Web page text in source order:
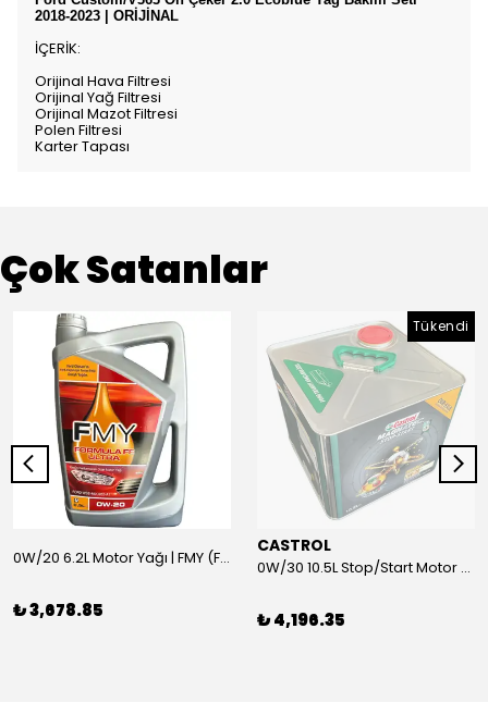
2018-2023 | ORİJİNAL
İÇERİK:
Orijinal Hava Filtresi
Orijinal Yağ Filtresi
Orijinal Mazot Filtresi
Polen Filtresi
Karter Tapası
Çok Satanlar
0W/20 6.2L Motor Yağı | FMY (Ford Motor Yağları)
₺ 3,678.85
Tükendi
CASTROL
0W/30 10.5L Stop/Start Motor Yağı | CASTROL
₺ 4,196.35